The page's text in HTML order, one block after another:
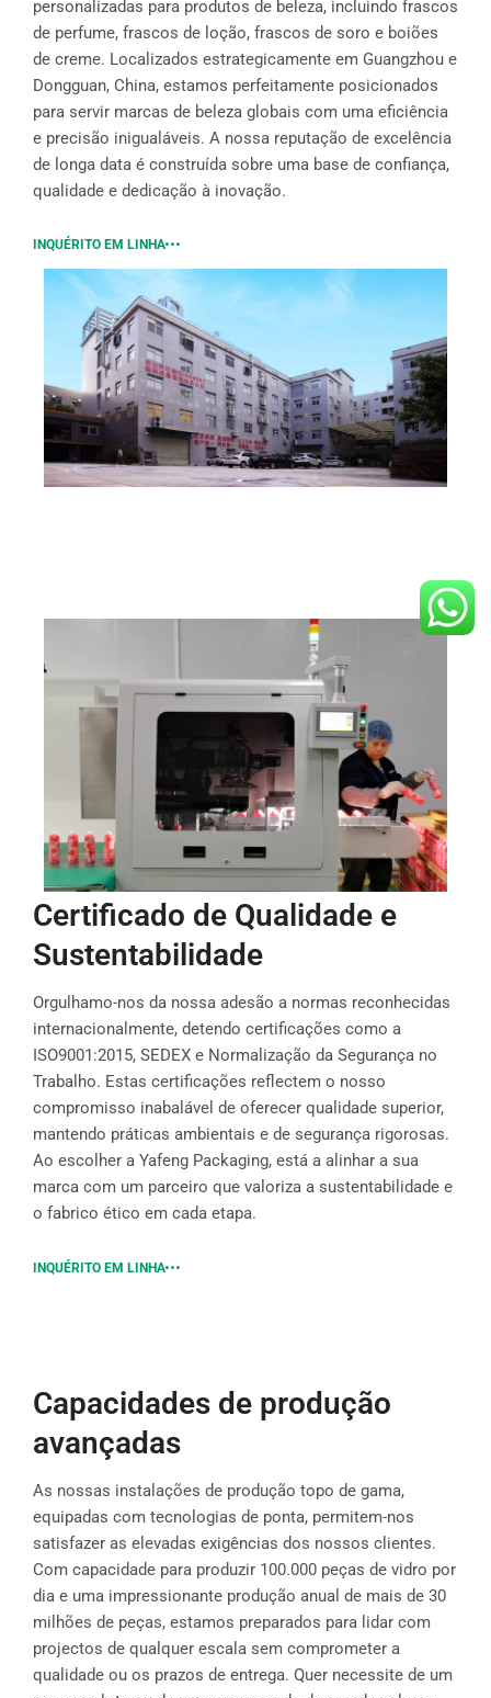
personalizadas para produtos de beleza, incluindo frascos
de perfume, frascos de loção, frascos de soro e boiões
de creme. Localizados estrategicamente em Guangzhou e
Dongguan, China, estamos perfeitamente posicionados
para servir marcas de beleza globais com uma eficiência
e precisão inigualáveis. A nossa reputação de excelência
de longa data é construída sobre uma base de confiança,
qualidade e dedicação à inovação.
INQUÉRITO EM LINHA
Certificado de Qualidade e
Sustentabilidade
Orgulhamo-nos da nossa adesão a normas reconhecidas
internacionalmente, detendo certificações como a
ISO9001:2015, SEDEX e Normalização da Segurança no
Trabalho. Estas certificações reflectem o nosso
compromisso inabalável de oferecer qualidade superior,
mantendo práticas ambientais e de segurança rigorosas.
Ao escolher a Yafeng Packaging, está a alinhar a sua
marca com um parceiro que valoriza a sustentabilidade e
o fabrico ético em cada etapa.
INQUÉRITO EM LINHA
Capacidades de produção
avançadas
As nossas instalações de produção topo de gama,
equipadas com tecnologias de ponta, permitem-nos
satisfazer as elevadas exigências dos nossos clientes.
Com capacidade para produzir 100.000 peças de vidro por
dia e uma impressionante produção anual de mais de 30
milhões de peças, estamos preparados para lidar com
projectos de qualquer escala sem comprometer a
qualidade ou os prazos de entrega. Quer necessite de um